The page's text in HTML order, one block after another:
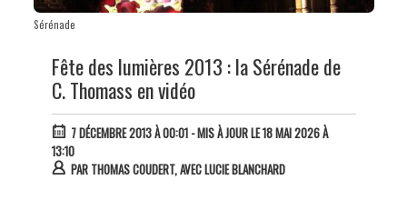
Sérénade
Fête des lumières 2013 : la Sérénade de
C. Thomass en vidéo
7 DÉCEMBRE 2013 À 00:01- MIS À JOUR LE 18 MAI 2026 À
13:10
PAR THOMAS COUDERT, AVEC LUCIE BLANCHARD